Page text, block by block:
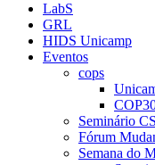
LabS
GRL
HIDS Unicamp
Eventos
cops
Seminário
Fórum
Semana do